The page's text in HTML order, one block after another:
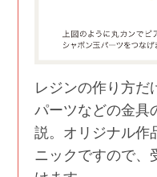
レジンの作り方だ
パーツなどの金具
説。オリジナル作
ニックですので、